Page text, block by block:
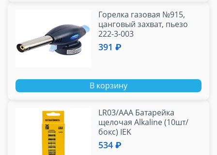
Горелка газовая №915,
цанговый захват, пьезо
222-3-003
391 ₽
В корзину
LR03/AAA Батарейка
щелочая Alkaline (10шт/
бокс) IEK
534 ₽